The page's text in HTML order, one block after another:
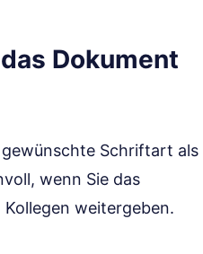
Dokument
Schriftart als
wenn Sie das
weitergeben.